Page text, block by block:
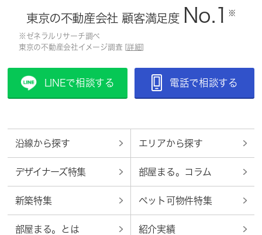
東京の不動産会社 顧客満足度 No.1 ※
※ゼネラルリサーチ調べ
東京の不動産会社イメージ調査 [ 詳細
LINEで相談する 電話で相談する
沿線から探す エリアから探す
デザイナーズ特集 部屋まる。コラム
新築特集 ペット可物件特集
部屋まる。とは 紹介実績